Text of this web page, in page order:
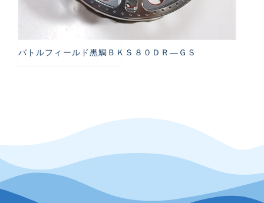
バトルフィールド黒鯛ＢＫＳ８０ＤＲ―ＧＳ